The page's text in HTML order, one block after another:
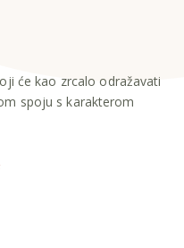
će kao zrcalo odražavati
spoju s karakterom